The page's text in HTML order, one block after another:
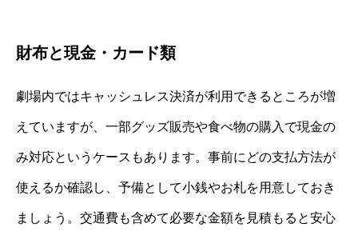
財布と現金・カード類
劇場内ではキャッシュレス決済が利用できるところが増
えていますが、一部グッズ販売や食べ物の購入で現金の
み対応というケースもあります。事前にどの支払方法が
使えるか確認し、予備として小銭やお札を用意しておき
ましょう。交通費も含めて必要な金額を見積もると安心